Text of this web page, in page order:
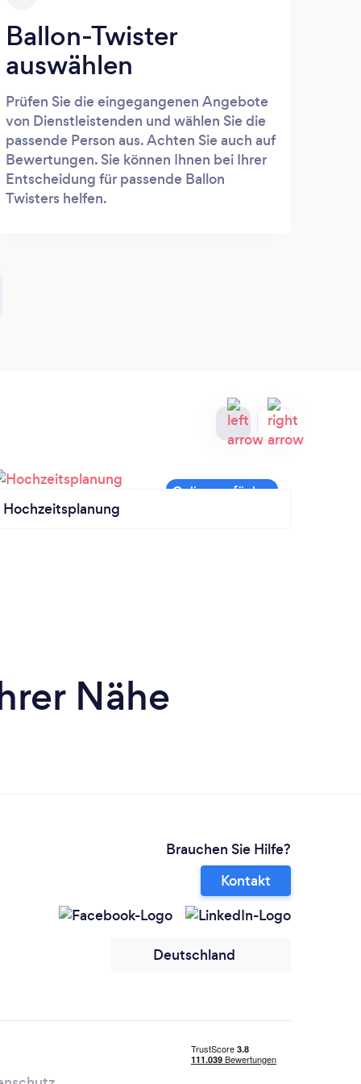
Ballon-Twister
auswählen
Prüfen Sie die eingegangenen Angebote
von Dienstleistenden und wählen Sie die
passende Person aus. Achten Sie auch auf
Bewertungen. Sie können Ihnen bei Ihrer
Entscheidung für passende Ballon
Twisters helfen.
Hochzeitsplanung
Nähe
Brauchen Sie Hilfe?
Kontakt
Deutschland